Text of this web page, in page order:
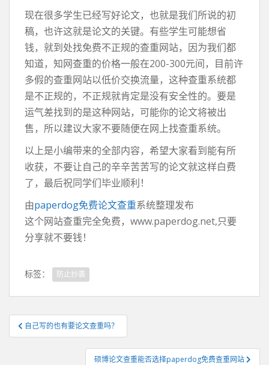
现在很多学生已经写好论文，也就是我们所说的初
稿，也许这就是论文的关键。有些学生可能想省
钱，就到处找免费不正规的查重网站，因为我们都
知道，知网查重的价格一般在200-300元间，目前许
多假的查重网站以低价交换流量，这种查重系统都
是不正规的，不正规就肯定是没有安全性的。要是
运气差找到的是这种网站，可能你的论文将被出
售，所以建议大家不要随便在网上找查重系统。
以上是小编带来的全部内容，希望大家看到能有所
收获，不要让自己的辛辛苦苦写的论文就这样白费
了，最后祝同学们毕业顺利！
由paperdog免费论文查重系统整理发布
这个网站查重完全免费，www.paperdog.net,只要
分享就不要钱！
标签： 防止抄袭
文
章
自己写的也有要论文查重吗？
硕博论文查重能否选择paperdog免费查重网站